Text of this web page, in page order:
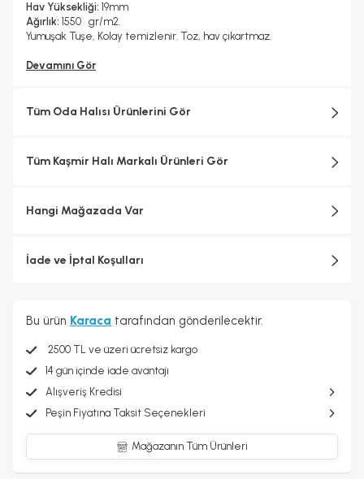
Hav Yüksekliği: 19mm
Ağırlık: 1550 gr/m2.
Yumuşak Tuşe, Kolay temizlenir. Toz, hav çıkartmaz.
Devamını Gör
Tüm Oda Halısı Ürünlerini Gör
Tüm Kaşmir Halı Markalı Ürünleri Gör
Hangi Mağazada Var
İade ve İptal Koşulları
Bu ürün Karaca tarafından gönderilecektir.
2500 TL ve üzeri ücretsiz kargo
14 gün içinde iade avantajı
Alışveriş Kredisi
Peşin Fiyatına Taksit Seçenekleri
Mağazanın Tüm Ürünleri